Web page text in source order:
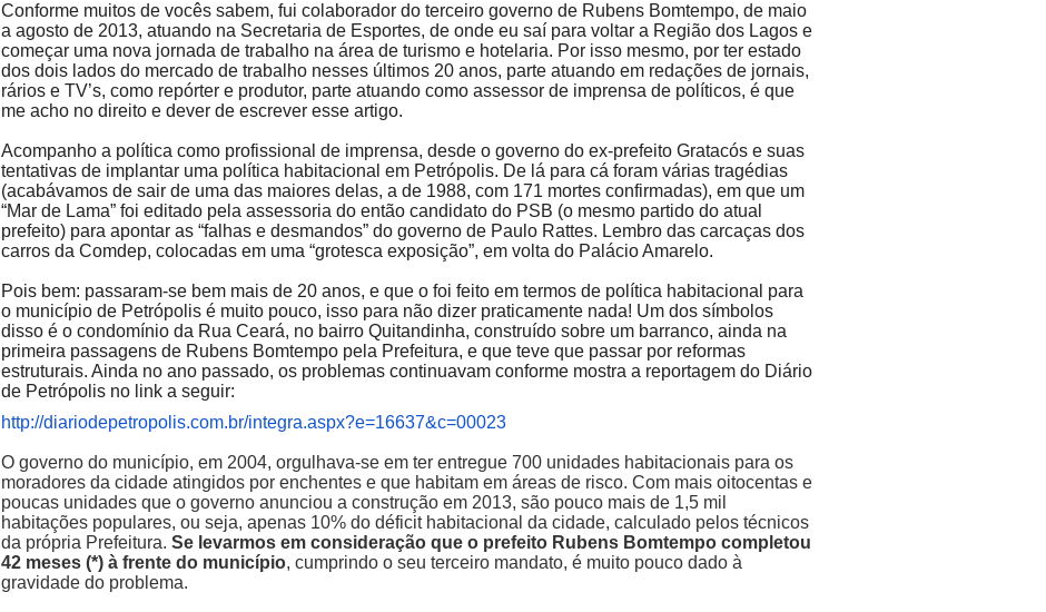
Conforme muitos de vocês sabem, fui colaborador do terceiro governo de Rubens Bomtempo, de maio
a agosto de 2013, atuando na Secretaria de Esportes, de onde eu saí para voltar a Região dos Lagos e
começar uma nova jornada de trabalho na área de turismo e hotelaria. Por isso mesmo, por ter estado
dos dois lados do mercado de trabalho nesses últimos 20 anos, parte atuando em redações de jornais,
rários e TV’s, como repórter e produtor, parte atuando como assessor de imprensa de políticos, é que
me acho no direito e dever de escrever esse artigo.
Acompanho a política como profissional de imprensa, desde o governo do ex-prefeito Gratacós e suas
tentativas de implantar uma política habitacional em Petrópolis. De lá para cá foram várias tragédias
(acabávamos de sair de uma das maiores delas, a de 1988, com 171 mortes confirmadas), em que um
“Mar de Lama” foi editado pela assessoria do então candidato do PSB (o mesmo partido do atual
prefeito) para apontar as “falhas e desmandos” do governo de Paulo Rattes. Lembro das carcaças dos
carros da Comdep, colocadas em uma “grotesca exposição”, em volta do Palácio Amarelo.
Pois bem: passaram-se bem mais de 20 anos, e que o foi feito em termos de política habitacional para
o município de Petrópolis é muito pouco, isso para não dizer praticamente nada! Um dos símbolos
disso é o condomínio da Rua Ceará, no bairro Quitandinha, construído sobre um barranco, ainda na
primeira passagens de Rubens Bomtempo pela Prefeitura, e que teve que passar por reformas
estruturais. Ainda no ano passado, os problemas continuavam conforme mostra a reportagem do Diário
de Petrópolis no link a seguir:
http://diariodepetropolis.com.br/integra.aspx?e=16637&c=00023
O governo do município, em 2004, orgulhava-se em ter entregue 700 unidades habitacionais para os
moradores da cidade atingidos por enchentes e que habitam em áreas de risco. Com mais oitocentas e
poucas unidades que o governo anunciou a construção em 2013, são pouco mais de 1,5 mil
habitações populares, ou seja, apenas 10% do déficit habitacional da cidade, calculado pelos técnicos
da própria Prefeitura. Se levarmos em consideração que o prefeito Rubens Bomtempo completou
42 meses (*) à frente do município, cumprindo o seu terceiro mandato, é muito pouco dado à
gravidade do problema.